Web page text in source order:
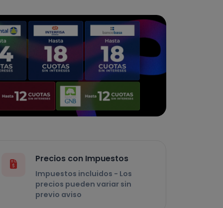
Precios con Impuestos
Impuestos incluidos - Los
precios pueden variar sin
previo aviso